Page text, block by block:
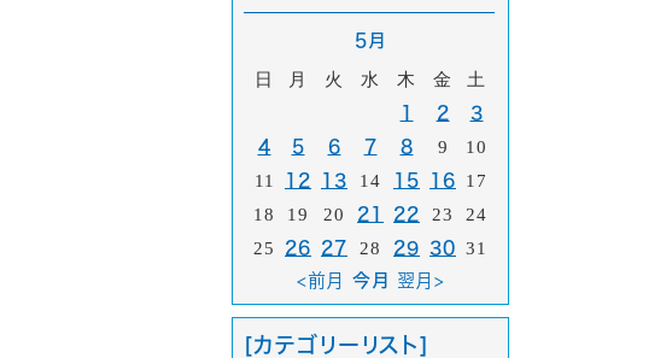
5月
日 月 火 水 木 金 土
1 2
3
4
5 6 7 8 9
10
11
12 13 14 15 16
17
18
19 20 21 22 23
24
25
26 27 28 29 30 31
<前月 今月 翌月>
[カテゴリーリスト]